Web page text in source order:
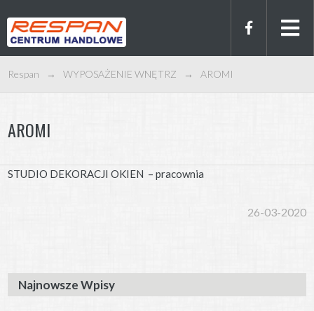
Respan → WYPOSAŻENIE WNĘTRZ → AROMI
AROMI
STUDIO DEKORACJI OKIEN – pracownia
26-03-2020
Najnowsze Wpisy